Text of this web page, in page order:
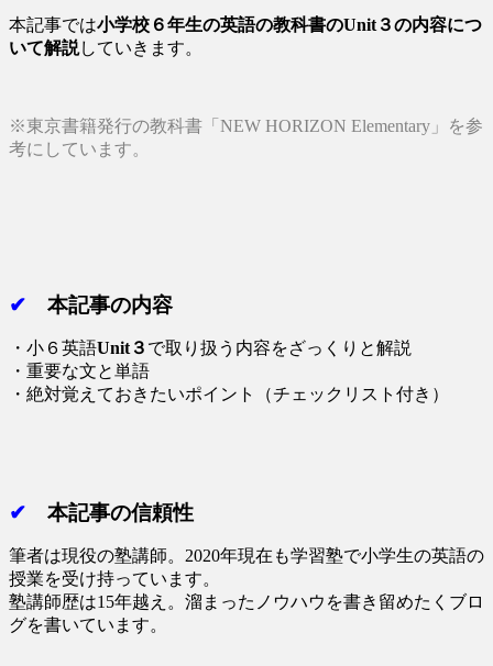
本記事では小学校６年生の英語の教科書のUnit３の内容につ
いて解説していきます。
※東京書籍発行の教科書「NEW HORIZON Elementary」を参
考にしています。
✔ 本記事の内容
・小６英語Unit３ で取り扱う内容をざっくりと解説
・重要な文と単語
・絶対覚えておきたいポイント（チェックリスト付き）
✔ 本記事の信頼性
筆者は現役の塾講師。2020年現在も学習塾で小学生の英語の
授業を受け持っています。
塾講師歴は15年越え。溜まったノウハウを書き留めたくブロ
グを書いています。